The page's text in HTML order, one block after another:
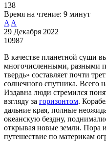
138
Время на чтение: 9 минут
A A
29 Декабря 2022
10987
В качестве планетной суши
многочисленными, разными
твердь» составляет почти
солнечного спутника. Всего
Издавна люди стремился
взгляду за горизонтом.
дальние края, полные
океанскую бездну,
открывая новые земли. Пора
путешествие по материкам